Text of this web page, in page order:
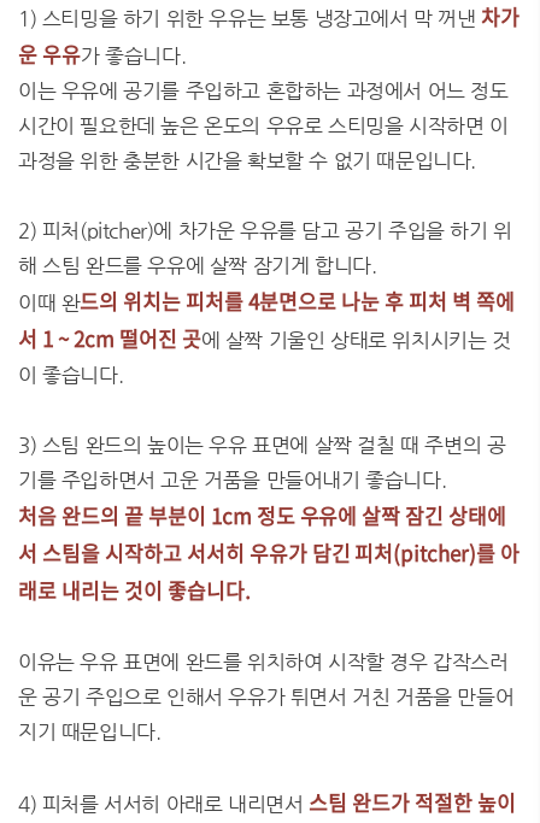
1) 스티밍을 하기 위한 우유는 보통 냉장고에서 막 꺼낸차가
운 우유가 좋습니다.
이는 우유에 공기를 주입하고 혼합하는 과정에서 어느 정도
시간이 필요한데 높은 온도의 우유로 스티밍을 시작하면 이
과정을 위한 충분한 시간을 확보할 수 없기 때문입니다.
2) 피처(pitcher)에 차가운 우유를 담고 공기 주입을 하기 위
해 스팀 완드를 우유에 살짝 잠기게 합니다.
이때 완드의 위치는 피처를 4분면으로 나눈 후 피처 벽 쪽에
서 1 ~ 2cm 떨어진 곳에 살짝 기울인 상태로 위치시키는 것
이 좋습니다.
3) 스팀 완드의 높이는 우유 표면에 살짝 걸칠 때 주변의 공
기를 주입하면서 고운 거품을 만들어내기 좋습니다.
처음 완드의 끝 부분이 1cm 정도 우유에 살짝 잠긴 상태에
서 스팀을 시작하고 서서히 우유가 담긴 피처(pitcher)를 아
래로 내리는 것이 좋습니다.
이유는 우유 표면에 완드를 위치하여 시작할 경우 갑작스러
운 공기 주입으로 인해서 우유가 튀면서 거친 거품을 만들어
지기 때문입니다.
4) 피처를 서서히 아래로 내리면서 스팀 완드가 적절한 높이